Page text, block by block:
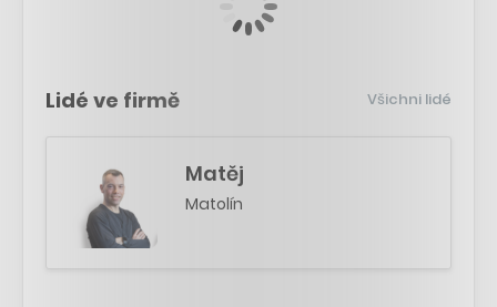
Lidé ve firmě Všichni lidé
Matěj
Matolín